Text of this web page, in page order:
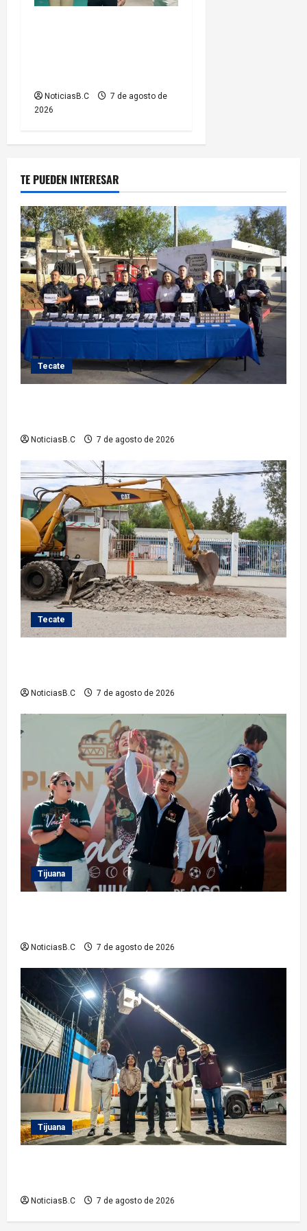
NoticiasB.C
7 de agosto de
2026
TE PUEDEN INTERESAR
Tecate
NoticiasB.C 7 de agosto de 2026
Tecate
NoticiasB.C 7 de agosto de 2026
Tijuana
NoticiasB.C 7 de agosto de 2026
Tijuana
NoticiasB.C 7 de agosto de 2026